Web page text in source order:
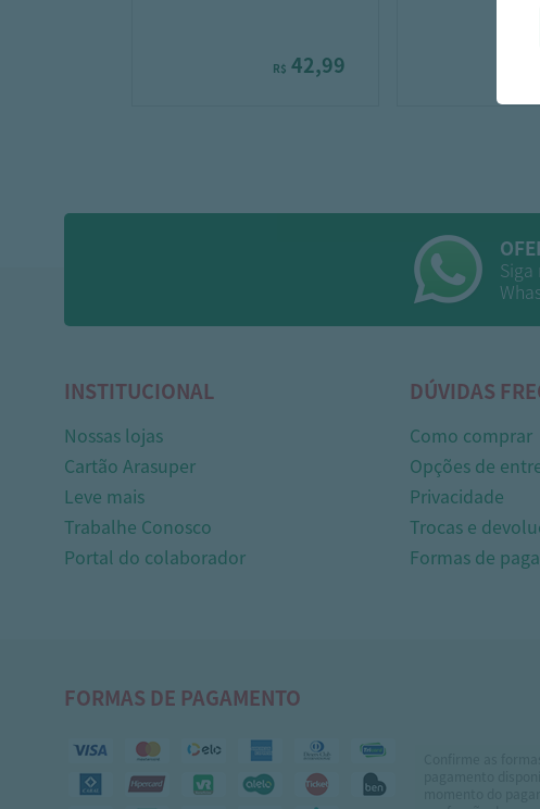
R$ 42,99
INSTITUCIONAL
Nossas lojas
Cartão Arasuper
Leve mais
Trabalhe Conosco
Portal do colaborador
DÚVIDAS
Como comprar
Opções de
Privacidade
Trocas e
Formas de
FORMAS DE PAGAMENTO